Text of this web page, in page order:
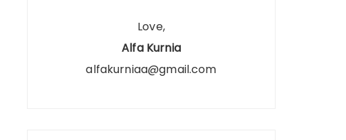
Love,
Alfa Kurnia
alfakurniaa@gmail.com